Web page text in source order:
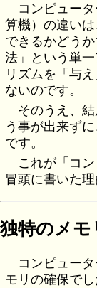
コンピュー
算機）の違い
できるかどう
法」という単
リズムを「与
ないのです。
そのうえ、
う事が出来ず
です。
これが「コ
冒頭に書いた理
独特のメモ
コンピュー
モリの確保でし